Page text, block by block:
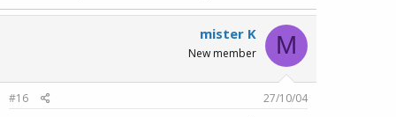
M
mister K
New member
27/10/04
#16